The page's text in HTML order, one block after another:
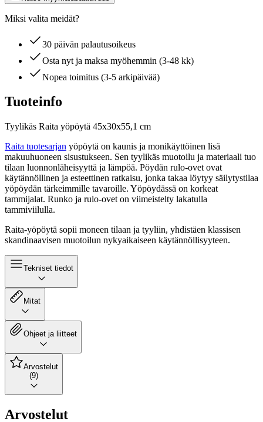
Miksi valita meidät?
30 päivän palautusoikeus
Osta nyt ja maksa myöhemmin (3-48 kk)
Nopea toimitus (3-5 arkipäivää)
Tuoteinfo
Tyylikäs Raita yöpöytä 45x30x55,1 cm
Raita tuotesarjan yöpöytä on kaunis ja monikäyttöinen lisä
makuuhuoneen sisustukseen. Sen tyylikäs muotoilu ja materiaali tuo
tilaan luonnonläheisyyttä ja lämpöä. Pöydän rulo-ovet ovat
käytännöllinen ja esteettinen ratkaisu, jonka takaa löytyy säilytystilaa
yöpöydän tärkeimmille tavaroille. Yöpöydässä on korkeat
tammijalat. Runko ja rulo-ovet on viimeistelty lakatulla
tammiviilulla.
Raita-yöpöytä sopii moneen tilaan ja tyyliin, yhdistäen klassisen
skandinaavisen muotoilun nykyaikaiseen käytännöllisyyteen.
Tekniset tiedot
Mitat
Ohjeet ja liitteet
Arvostelut
(9)
Arvostelut